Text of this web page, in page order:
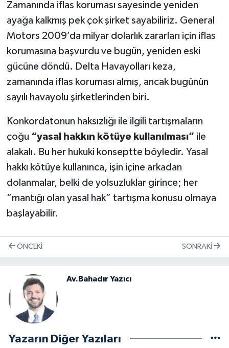
Zamanında iflas koruması sayesinde yeniden
ayağa kalkmış pek çok şirket sayabiliriz. General
Motors 2009’da milyar dolarlık zararları için iflas
korumasına başvurdu ve bugün, yeniden eski
gücüne döndü. Delta Havayolları keza,
zamanında iflas koruması almış, ancak bugünün
sayılı havayolu şirketlerinden biri.
Konkordatonun haksızlığı ile ilgili tartışmaların
çoğu “yasal hakkın kötüye kullanılması” ile
alakalı. Bu her hukuki konseptte böyledir. Yasal
hakkı kötüye kullanınca, işin içine arkadan
dolanmalar, belki de yolsuzluklar girince; her
“mantığı olan yasal hak” tartışma konusu olmaya
başlayabilir.
ÖNCEKI SONRAKI
Av.Bahadır Yazıcı
Yazarın Diğer Yazıları